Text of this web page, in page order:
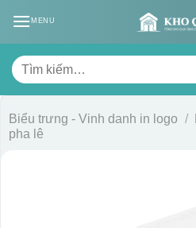
MENU
Tìm
kiếm:
Biểu trưng - Vinh danh in logo /
pha lê